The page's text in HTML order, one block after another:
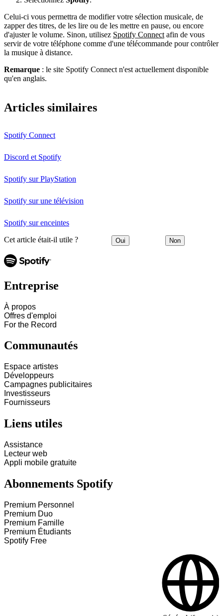
Celui-ci vous permettra de modifier votre sélection musicale, de
zapper des titres, de les lire ou de les mettre en pause, ou encore
d'ajuster le volume. Sinon, utilisez Spotify Connect afin de vous
servir de votre téléphone comme d'une télécommande pour contrôler
la musique à distance.
Remarque : le site Spotify Connect n'est actuellement disponible
qu'en anglais.
Articles similaires
Spotify Connect
Discord et Spotify
Spotify sur PlayStation
Spotify sur une télévision
Spotify sur enceintes
Cet article était-il utile ? Oui Non
Entreprise
À propos
Offres d'emploi
For the Record
Communautés
Espace artistes
Développeurs
Campagnes publicitaires
Investisseurs
Fournisseurs
Liens utiles
Assistance
Lecteur web
Appli mobile gratuite
Abonnements Spotify
Premium Personnel
Premium Duo
Premium Famille
Premium Étudiants
Spotify Free